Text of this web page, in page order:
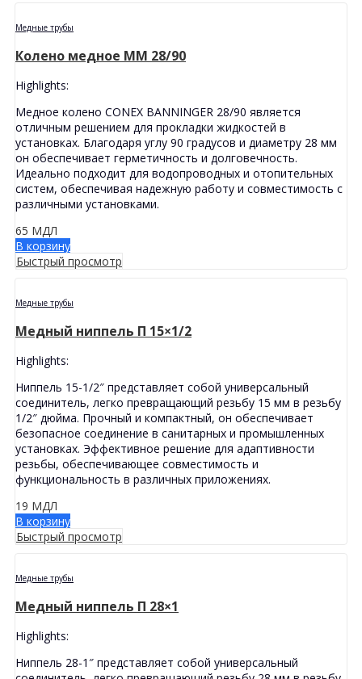
Медные трубы
Колено медное MМ 28/90
Highlights:
Медное колено CONEX BANNINGER 28/90 является
отличным решением для прокладки жидкостей в
установках. Благодаря углу 90 градусов и диаметру 28 мм
он обеспечивает герметичность и долговечность.
Идеально подходит для водопроводных и отопительных
систем, обеспечивая надежную работу и совместимость с
различными установками.
65 МДЛ
В корзину
Быстрый просмотр
Медные трубы
Медный ниппель П 15×1/2
Highlights:
Ниппель 15-1/2″ представляет собой универсальный
соединитель, легко превращающий резьбу 15 мм в резьбу
1/2″ дюйма. Прочный и компактный, он обеспечивает
безопасное соединение в санитарных и промышленных
установках. Эффективное решение для адаптивности
резьбы, обеспечивающее совместимость и
функциональность в различных приложениях.
19 МДЛ
В корзину
Быстрый просмотр
Медные трубы
Медный ниппель П 28×1
Highlights:
Ниппель 28-1″ представляет собой универсальный